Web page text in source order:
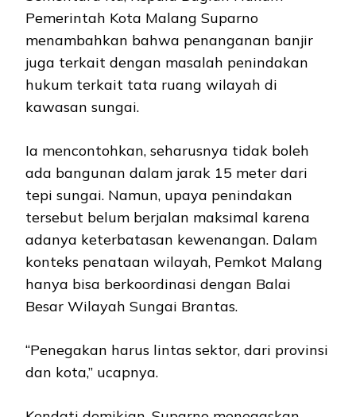
Pemerintah Kota Malang Suparno
menambahkan bahwa penanganan banjir
juga terkait dengan masalah penindakan
hukum terkait tata ruang wilayah di
kawasan sungai.
Ia mencontohkan, seharusnya tidak boleh
ada bangunan dalam jarak 15 meter dari
tepi sungai. Namun, upaya penindakan
tersebut belum berjalan maksimal karena
adanya keterbatasan kewenangan. Dalam
konteks penataan wilayah, Pemkot Malang
hanya bisa berkoordinasi dengan Balai
Besar Wilayah Sungai Brantas.
“Penegakan harus lintas sektor, dari provinsi
dan kota,” ucapnya.